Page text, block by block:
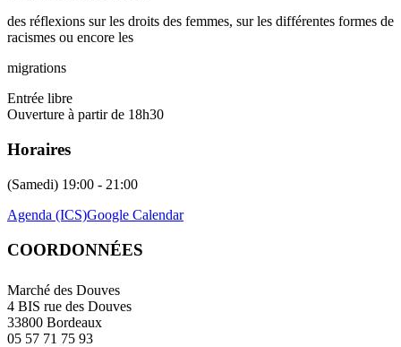
des réflexions sur les droits des femmes, sur les différentes formes de
racismes ou encore les
migrations
Entrée libre
Ouverture à partir de 18h30
Horaires
(Samedi) 19:00 - 21:00
Agenda (ICS)Google Calendar
COORDONNÉES
Marché des Douves
4 BIS rue des Douves
33800 Bordeaux
05 57 71 75 93